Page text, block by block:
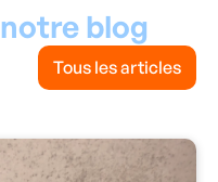
notre blog
Tous les articles